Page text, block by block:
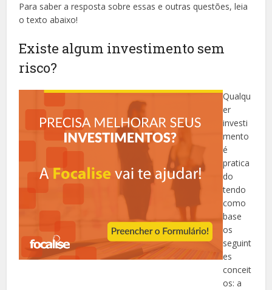
Para saber a resposta sobre essas e outras questões, leia
o texto abaixo!
Existe algum investimento sem
risco?
Qualqu
er
investi
mento
é
pratica
do
tendo
como
base
os
seguint
es
conceit
os: a